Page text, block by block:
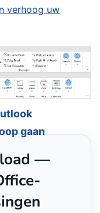
verhoog uw
gaan
—